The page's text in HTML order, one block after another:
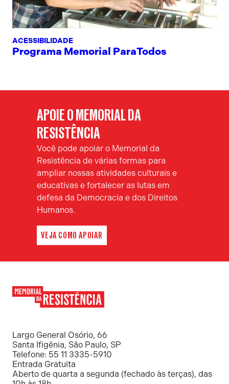
ACESSIBILIDADE
Programa Memorial ParaTodos
APOIE O MEMORIAL DA
RESISTÊNCIA
Você pode apoiar o Memorial da
Resistência de várias formas para
ampliar nossas atividades culturais e
educativas e fortalecer as lutas em
defesa da Democracia e dos Direitos
Humanos.
VEJA COMO APOIAR
Resistência
Largo General Osório, 66
Santa Ifigênia, São Paulo, SP
Telefone: 55 11 3335-5910
Entrada Gratuita
Aberto de quarta a segunda (fechado às terças), das